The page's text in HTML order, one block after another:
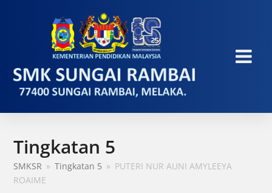
Tingkatan 5
SMKSR » Tingkatan 5 » PUTERI NUR AUNI AMYLEEYA
ROAIME